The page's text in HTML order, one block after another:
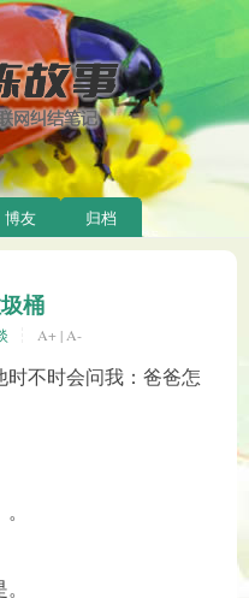
博友 归档
桶
A+ |A-
不时会问我：爸爸怎